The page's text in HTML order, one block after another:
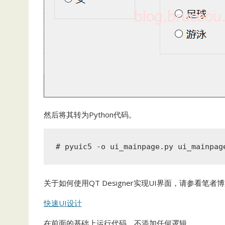
然后将其转为Python代码。
# pyuic5 -o ui_mainpage.py
关于如何使用QT Designer实现UI界面，请参看笔者博
快速UI设计
在前面的基础上运行代码，不添加任何逻辑。